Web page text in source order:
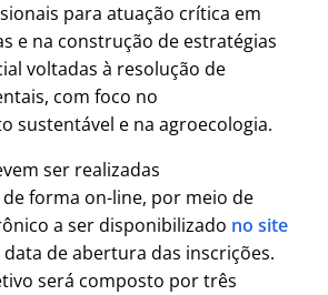
para atuação crítica em
e na construção de estratégias
voltadas à resolução de
com foco no
sustentável e na agroecologia.
ser realizadas
forma on-line, por meio de
a ser disponibilizado no site
data de abertura das inscrições.
será composto por três